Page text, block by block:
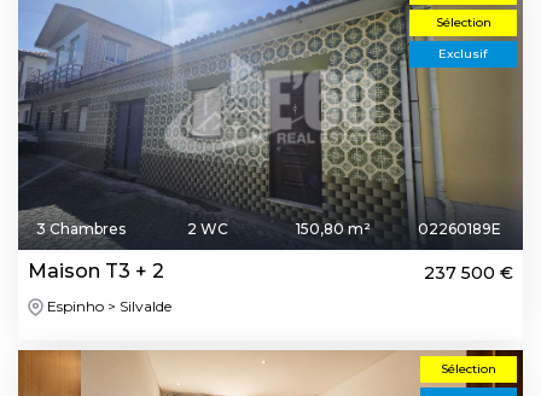
Sélection
Exclusif
3 Chambres 2 WC 150,80 m² 02260189E
Maison T3 + 2 237 500 €
Espinho > Silvalde
Sélection